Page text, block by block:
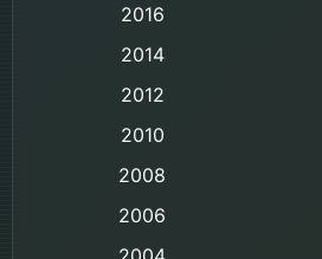
2016
2014
2012
2010
2008
2006